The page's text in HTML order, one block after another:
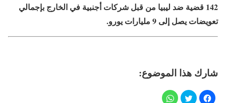
142 قضية ضد ليبيا من قبل شركات أجنبية في الخارج بإجمالي
تعويضات يصل إلى 9 مليارات يورو.
شارك هذا الموضوع: